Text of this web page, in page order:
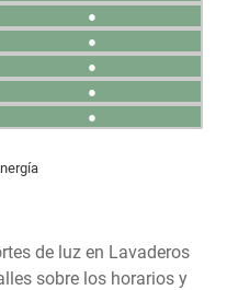
●
●
●
●
●
de luz en Lavaderos
sobre los horarios y